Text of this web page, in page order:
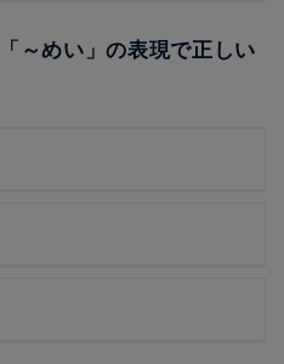
～めい」の表現で正しい